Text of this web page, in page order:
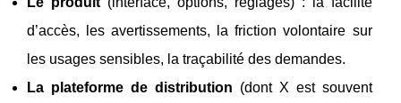
d’accès, les avertissements, la friction volontaire sur
les usages sensibles, la traçabilité des demandes.
La plateforme de distribution (dont X est souvent